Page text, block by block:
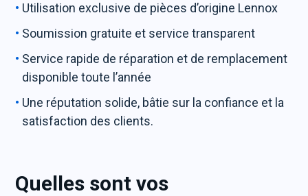
Utilisation exclusive de pièces d’origine Lennox
Soumission gratuite et service transparent
Service rapide de réparation et de remplacement
disponible toute l’année
Une réputation solide, bâtie sur la confiance et la
satisfaction des clients.
Quelles sont vos